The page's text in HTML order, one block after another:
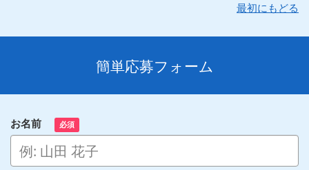
最初にもどる
簡単応募フォーム
お名前 必須